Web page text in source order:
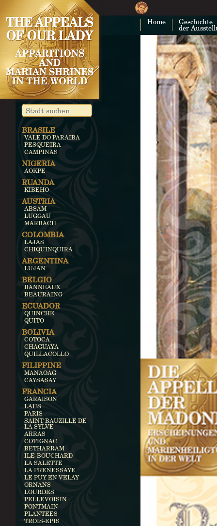
Home Geschichte
der
BRASILE
VALE DO PARAIBA
PESQUEIRA
CAMPINAS
NIGERIA
AOKPE
RUANDA
KIBEHO
AUSTRIA
ABSAM
LUGGAU
MARBACH
COLOMBIA
LAJAS
CHIQUINQUIRA
ARGENTINA
LUJAN
BELGIO
BANNEAUX
BEAURAING
ECUADOR
QUINCHE
QUITO
BOLIVIA
COTOCA
CHAGUAYA
QUILLACOLLO
FILIPPINE
MANAOAG
CAYSASAY
FRANCIA
GARAISON
LAUS
PARIS
SAINT BAUZILLE DE
LA SYLVE
ARRAS
COTIGNAC
BETHARRAM
ILE-BOUCHARD
LA SALETTE
LA PRENESSAYE
LE PUY EN VELAY
ORNANS
LOURDES
PELLEVOISIN
PONTMAIN
PLANTEES
TROIS-EPIS